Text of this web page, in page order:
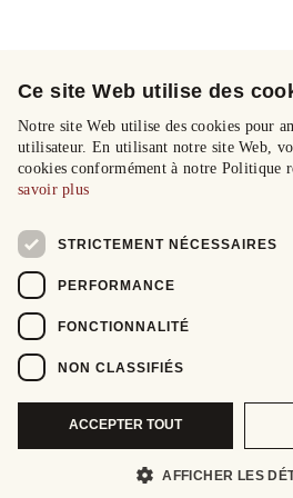
Ce site Web utilise des
Notre site Web utilise des cookies pour
utilisateur. En utilisant notre site Web,
cookies conformément à notre Politique
savoir plus
STRICTEMENT NÉCESSAIRES
PERFORMANCE
FONCTIONNALITÉ
NON CLASSIFIÉS
ACCEPTER TOUT
AFFICHER LES